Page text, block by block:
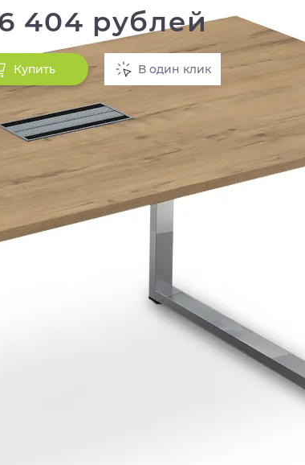
404 рублей
Купить В один клик